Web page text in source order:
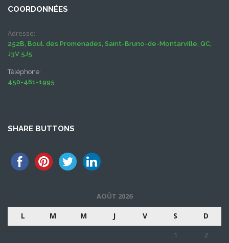
COORDONNÉES
Adresse:
252B, Boul. des Promenades, Saint-Bruno-de-Montarville, QC,
J3V 5J5
Téléphone:
450-461-1995
SHARE BUTTONS
AOÛT 2026
L M M J V S D
1
2